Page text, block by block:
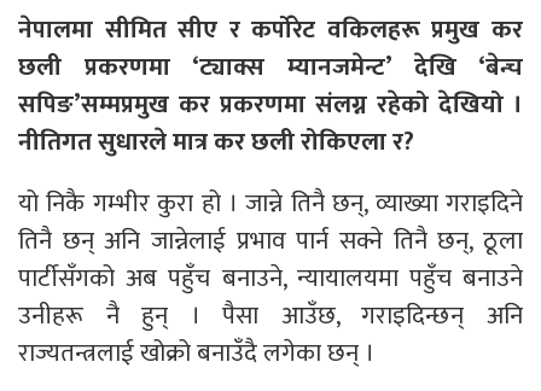
नेपालमा सीमित सीए र कर्पोरेट वकिलहरू प्रमुख कर
छली प्रकरणमा ‘ट्याक्स म्यानजमेन्ट’ देखि ‘बेन्च
सपिङ’सम्मप्रमुख कर प्रकरणमा संलग्न रहेको देखियो ।
नीतिगत सुधारले मात्र कर छली रोकिएला र?
यो निकै गम्भीर कुरा हो । जान्ने तिनै छन्, व्याख्या गराइदिने
तिनै छन् अनि जान्नेलाई प्रभाव पार्न सक्ने तिनै छन्, ठूला
पार्टीसँगको अब पहुँच बनाउने, न्यायालयमा पहुँच बनाउने
उनीहरू नै हुन् । पैसा आउँछ, गराइदिन्छन् अनि
राज्यतन्त्रलाई खोक्रो बनाउँदै लगेका छन् ।